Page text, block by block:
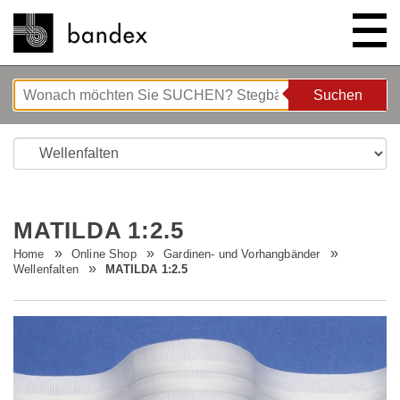
ONLINE SHOP
HIGHLIGHTS
Bettgeflüster
Neue Innovationen
Wave System L'ONDA
ÜBER UNS
Firmenrundgang
ANLEITUNGEN/TIPPS & TRICKS
Nähanleitung
STELLENANGEBOTE
Suchen
Suchen
MATILDA 1:2.5
Home Online Shop
Gardinen- und Vorhangbänder
Wellenfalten
MATILDA 1:2.5